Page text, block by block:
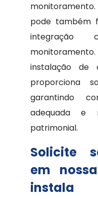
pode também
instalação de
proporciona
garantindo
adequada e
patrimonial.
Solicite
em
instala